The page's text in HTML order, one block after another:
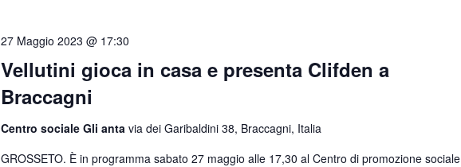
Vellutini gioca in casa e presenta Clifden a
Braccagni
27 Maggio 2023 @ 17:30
Centro sociale Gli antavia dei Garibaldini 38, Braccagni, Italia
GROSSETO. È in programma sabato 27 maggio alle 17,30 al Centro di promozione sociale